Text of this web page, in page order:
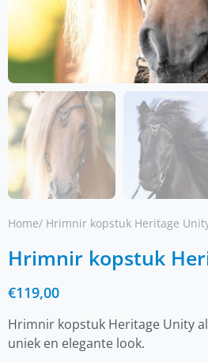
Home/ Hrimnir kopstuk Heritage
Hrimnir kopstuk
€119,00
Hrimnir kopstuk Heritage Unity
uniek en elegante look.